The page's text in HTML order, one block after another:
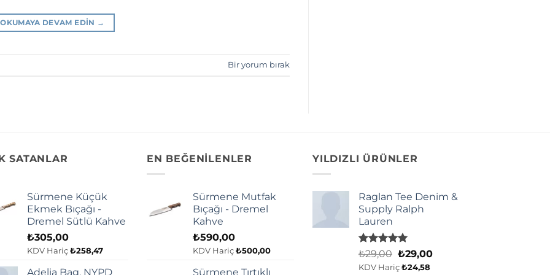
OKUMAYA DEVAM EDIN →
Bir yorum bırak
SATANLAR
Sürmene Küçük
Ekmek Bıçağı -
Dremel Sütlü Kahve
₺305,00
KDV Hariç ₺258,47
Adelia Bag, NYPD
EN BEĞENİLENLER
Sürmene Mutfak
Bıçağı - Dremel
Kahve
₺590,00
KDV Hariç ₺500,00
Sürmene Tırtıklı
YILDIZLI ÜRÜNLER
Raglan Tee Denim &
Supply Ralph
Lauren
5 üzerinden
oy
aldı
₺29,00 Orijinal
fiyat:
₺29,00Şu
KDV Hariç ₺24,58